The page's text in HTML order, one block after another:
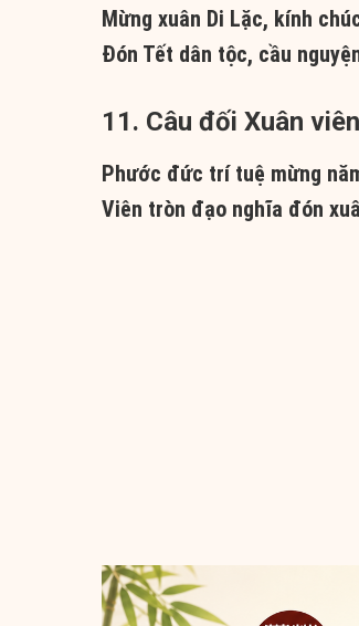
Mừng xuân Di Lặc, kính
Đón Tết dân tộc, cầu
11. Câu đối Xuân
Phước đức trí tuệ mừng
Viên tròn đạo nghĩa đón